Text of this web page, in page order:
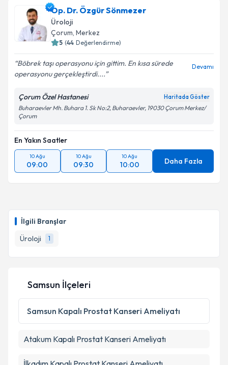
İlgili Branşlar
Üroloji
1
Doç. Dr. Mehmet Çetinkayaiçin randevu takvimi
talebi oluşturun. Size bu uzmandan randevu almanız
için bir takvim hazırlandığında e-posta ile
bilgilendireceğiz.
E-posta Adresiniz
Kişisel verilerimin işlenmesine ilişkinAydınlatma
kapsamda işlenmesini kabul ediyorum.
Takvim Talebini Gönder
Op. Dr. Özgür Sönmezer
Üroloji
Çorum, Merkez
5 (44 Değerlendirme)
Böbrek taşı operasyonu için gittim. En kısa sürede
operasyonu gerçekleştirdi....
Devamı
Çorum Özel Hastanesi Haritada Göster
Buharaevler Mh. Buhara 1. Sk No:2, Buharaevler, 19030 Çorum Merkez/
Çorum
En Yakın Saatler
10 Ağu
09:00
10 Ağu
09:30
10 Ağu
10:00 Daha Fazla
Samsun İlçeleri
Samsun Kapalı Prostat Kanseri Ameliyatı
Atakum Kapalı Prostat Kanseri Ameliyatı